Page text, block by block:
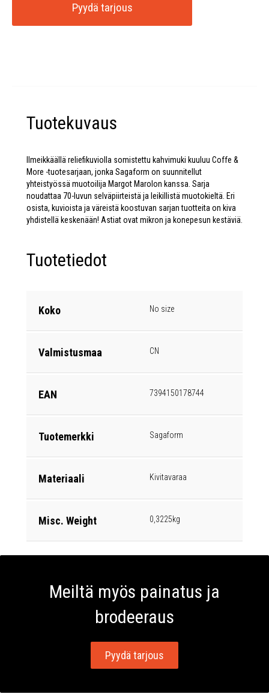
Pyydä tarjous
Tuotekuvaus
Ilmeikkäällä reliefikuviolla somistettu kahvimuki kuuluu Coffe &
More -tuotesarjaan, jonka Sagaform on suunnitellut
yhteistyössä muotoilija Margot Marolon kanssa. Sarja
noudattaa 70-luvun selväpiirteistä ja leikillistä muotokieltä. Eri
osista, kuvioista ja väreistä koostuvan sarjan tuotteita on kiva
yhdistellä keskenään! Astiat ovat mikron ja konepesun kestäviä.
Tuotetiedot
Koko No size
Valmistusmaa CN
EAN 7394150178744
Tuotemerkki Sagaform
Materiaali Kivitavaraa
Misc. Weight 0,3225kg
Meiltä myös painatus ja
brodeeraus
Pyydä tarjous